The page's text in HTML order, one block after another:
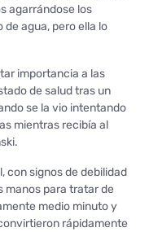
agarrándose los
agua, pero ella lo
importancia a las
de salud tras un
se la vio intentando
mientras recibía al
con signos de debilidad
manos para tratar de
medio minuto y
rápidamente